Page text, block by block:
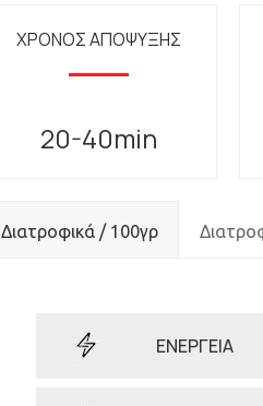
ΧΡΟΝΟΣ ΑΠΟΨΥΞΗΣ
20-40min
Διατροφικά / 100γρ
ΕΝΕΡΓΕΙΑ